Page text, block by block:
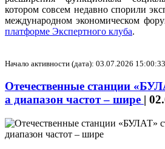
котором совсем недавно спорили
международном экономическом
платформе Экспертного клуба.
Начало активности (дата): 03.07.2026 15:00:33
Отечественные станции
а диапазон частот – шире |